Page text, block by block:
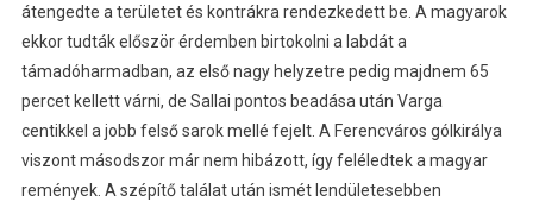
átengedte a területet és kontrákra rendezkedett be. A magyarok
ekkor tudták először érdemben birtokolni a labdát a
támadóharmadban, az első nagy helyzetre pedig majdnem 65
percet kellett várni, de Sallai pontos beadása után Varga
centikkel a jobb felső sarok mellé fejelt. A Ferencváros gólkirálya
viszont másodszor már nem hibázott, így feléledtek a magyar
remények. A szépítő találat után ismét lendületesebben